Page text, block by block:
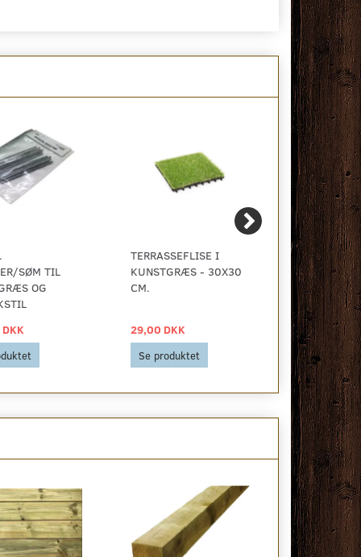
SØM TIL
OG
TERRASSEFLISE I
KUNSTGRÆS - 30X30
CM.
29,00 DKK
Se produktet
STOLPE
29,00 DKK
Se